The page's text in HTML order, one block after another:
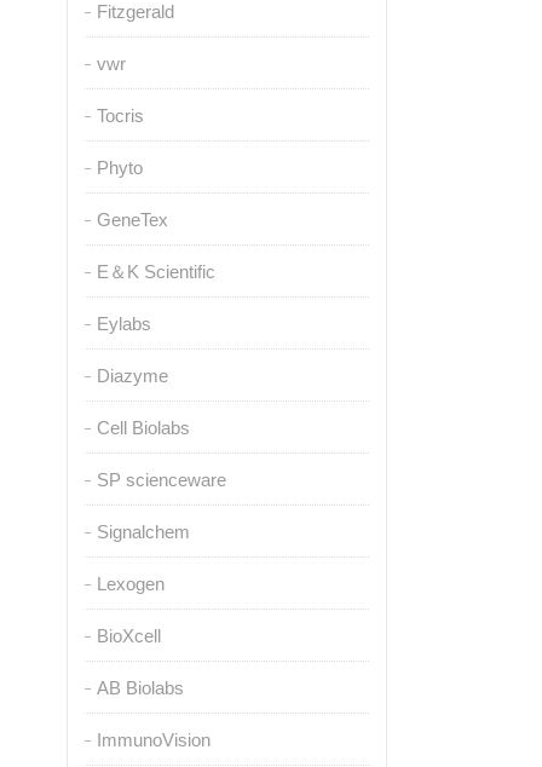
Fitzgerald
vwr
Tocris
Phyto
GeneTex
E＆K Scientific
Eylabs
Diazyme
Cell Biolabs
SP scienceware
Signalchem
Lexogen
BioXcell
AB Biolabs
ImmunoVision